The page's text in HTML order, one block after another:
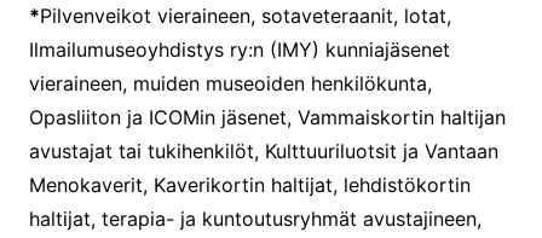
*Pilvenveikot vieraineen, sotaveteraanit, lotat,
Ilmailumuseoyhdistys ry:n (IMY) kunniajäsenet
vieraineen, muiden museoiden henkilökunta,
Opasliiton ja ICOMin jäsenet, Vammaiskortin haltijan
avustajat tai tukihenkilöt, Kulttuuriluotsit ja Vantaan
Menokaverit, Kaverikortin haltijat, lehdistökortin
haltijat, terapia- ja kuntoutusryhmät avustajineen,